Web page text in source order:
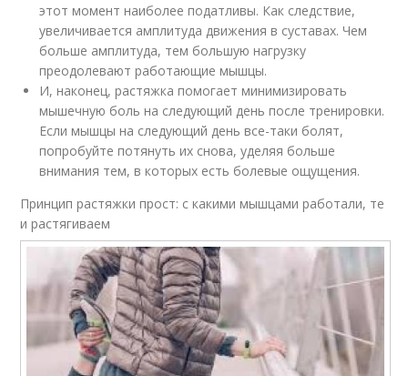
этот момент наиболее податливы. Как следствие,
увеличивается амплитуда движения в суставах. Чем
больше амплитуда, тем большую нагрузку
преодолевают работающие мышцы.
И, наконец, растяжка помогает минимизировать
мышечную боль на следующий день после тренировки.
Если мышцы на следующий день все-таки болят,
попробуйте потянуть их снова, уделяя больше
внимания тем, в которых есть болевые ощущения.
Принцип растяжки прост: с какими мышцами работали, те
и растягиваем